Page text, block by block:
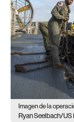
Imagen de la
Ryan Seelbach/